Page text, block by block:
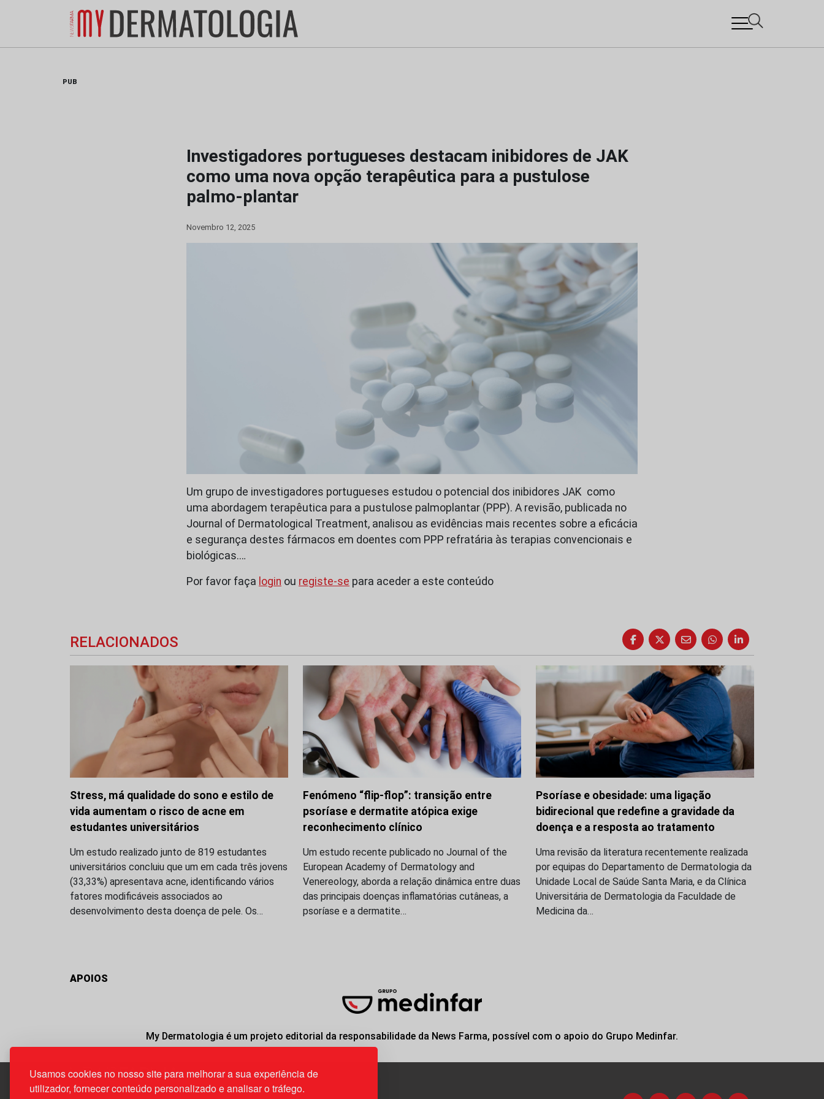
Usamos cookies no nosso site para melhorar a sua experiência de
utilizador, fornecer conteúdo personalizado e analisar o tráfego.
PUB
Investigadores portugueses destacam inibidores de JAK
como uma nova opção terapêutica para a pustulose
palmo-plantar
Novembro 12, 2025
Um grupo de investigadores portugueses estudou o potencial dos inibidores JAK como
uma abordagem terapêutica para a pustulose palmoplantar (PPP). A revisão, publicada no
Journal of Dermatological Treatment, analisou as evidências mais recentes sobre a eficácia
e segurança destes fármacos em doentes com PPP refratária às terapias convencionais e
biológicas.…
Por favor faça login ou registe-se para aceder a este conteúdo
RELACIONADOS
Stress, má qualidade do sono e estilo de
vida aumentam o risco de acne em
estudantes universitários
Um estudo realizado junto de 819 estudantes
universitários concluiu que um em cada três jovens
(33,33%) apresentava acne, identificando vários
fatores modificáveis associados ao
desenvolvimento desta doença de pele. Os…
Fenómeno “flip-flop”: transição entre
psoríase e dermatite atópica exige
reconhecimento clínico
Um estudo recente publicado no Journal of the
European Academy of Dermatology and
Venereology, aborda a relação dinâmica entre duas
das principais doenças inflamatórias cutâneas, a
psoríase e a dermatite…
Psoríase e obesidade: uma ligação
bidirecional que redefine a gravidade da
doença e a resposta ao tratamento
Uma revisão da literatura recentemente realizada
por equipas do Departamento de Dermatologia da
Unidade Local de Saúde Santa Maria, e da Clínica
Universitária de Dermatologia da Faculdade de
Medicina da…
APOIOS
My Dermatologia é um projeto editorial da responsabilidade da News Farma, possível com o apoio do Grupo Medinfar.